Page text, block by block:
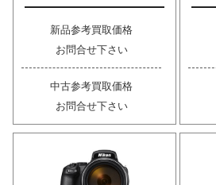
新品参考買取価格
お問合せ下さい
中古参考買取価格
お問合せ下さい